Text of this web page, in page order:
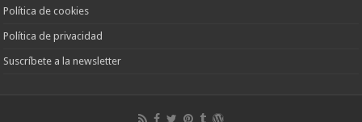
Política de cookies
Política de privacidad
Suscríbete a la newsletter